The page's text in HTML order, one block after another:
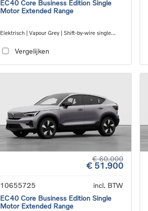
EC40 Core Business Edition Single
Motor Extended Range
Elektrisch | Vapour Grey | Shift-by-wire single
Vergelijken
€ 60.000
€ 51.900
10655725
incl. BTW
EC40 Core Business Edition Single
Motor Extended Range